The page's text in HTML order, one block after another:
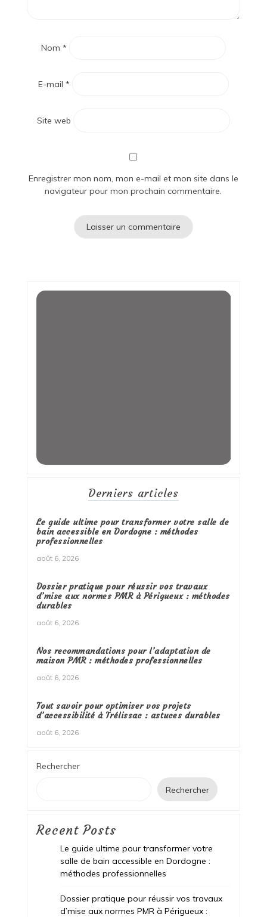
Nom *
E-mail *
Site web
Enregistrer mon nom, mon e-mail et mon site dans le
navigateur pour mon prochain commentaire.
Derniers articles
Le guide ultime pour transformer votre salle de
bain accessible en Dordogne : méthodes
professionnelles
août 6, 2026
Dossier pratique pour réussir vos travaux
d’mise aux normes PMR à Périgueux : méthodes
durables
août 6, 2026
Nos recommandations pour l’adaptation de
maison PMR : méthodes professionnelles
août 6, 2026
Tout savoir pour optimiser vos projets
d’accessibilité à Trélissac : astuces durables
août 6, 2026
Rechercher
Rechercher
Recent Posts
Le guide ultime pour transformer votre
salle de bain accessible en Dordogne :
méthodes professionnelles
Dossier pratique pour réussir vos travaux
d’mise aux normes PMR à Périgueux :